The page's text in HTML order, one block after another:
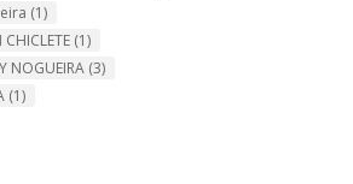
(1)
CHICLETE (1)
NOGUEIRA (3)
(1)